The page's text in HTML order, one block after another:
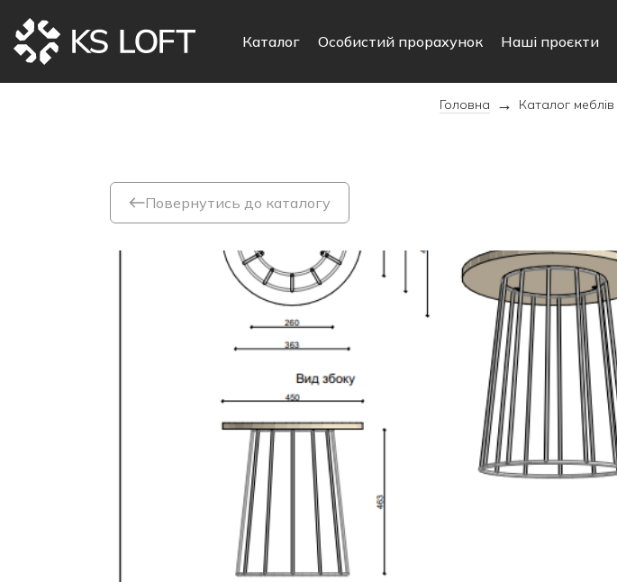
Каталог Особистий прорахунок Наші проєкти
Головна → Каталог меблів
Повернутись до каталогу